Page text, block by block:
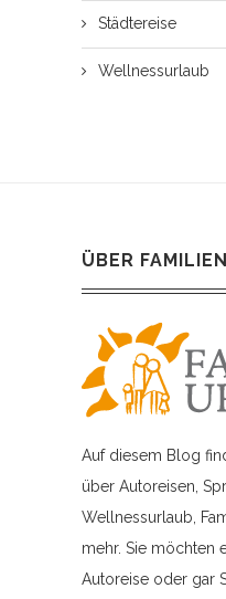
Städtereise
Wellnessurlaub
ÜBER
Auf diesem Blog
über Autoreisen,
Wellnessurlaub,
mehr. Sie möchten
Autoreise oder gar